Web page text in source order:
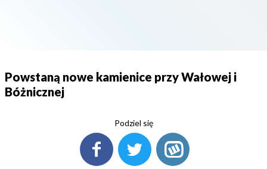
Powstaną nowe kamienice przy Wałowej i
Bóżnicznej
Podziel się